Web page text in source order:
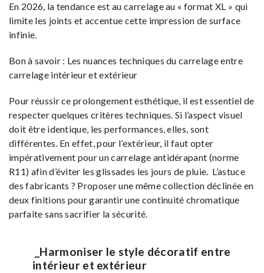
En 2026, la tendance est au carrelage au « format XL » qui
limite les joints et accentue cette impression de surface
infinie.
Bon à savoir : Les nuances techniques du carrelage entre
carrelage intérieur et extérieur
Pour réussir ce prolongement esthétique, il est essentiel de
respecter quelques critères techniques. Si l’aspect visuel
doit être identique, les performances, elles, sont
différentes. En effet, pour l’extérieur, il faut opter
impérativement pour un carrelage antidérapant (norme
R11) afin d’éviter les glissades les jours de pluie. L’astuce
des fabricants ? Proposer une même collection déclinée en
deux finitions pour garantir une continuité chromatique
parfaite sans sacrifier la sécurité.
_Harmoniser le style décoratif entre
intérieur et extérieur